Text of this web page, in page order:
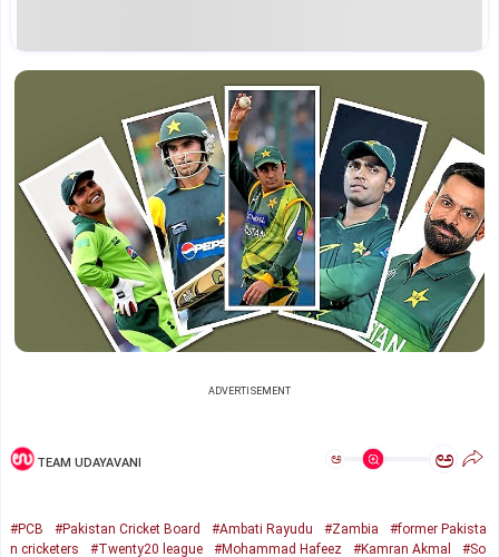
ADVERTISEMENT
TEAM UDAYAVANI ಅ ಅ
#PCB #Pakistan Cricket Board #Ambati Rayudu #Zambia
#former Pakista
n cricketers
#Twenty20 league #Mohammad Hafeez #Kamran Akmal
#So